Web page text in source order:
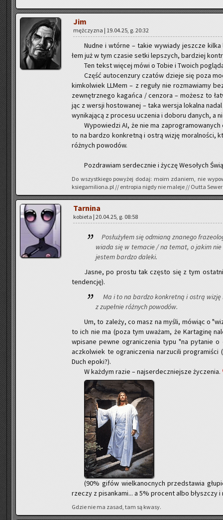
Jim
męż­czy­zna | 19.04.25, g. 20:32
Nudne i wtór­ne – takie wy­wia­dy jesz­cze
łem już w tym cza­sie setki lep­szych, bar­dziej
Ten tekst wię­cej mówi o Tobie i Two­ich
Część au­to­cen­zu­ry cza­tów dzie­je się poza
kim­kol­wiek LLMem – z re­gu­ły nie roz­ma­wia­my
ze­wnętrz­ne­go ka­gań­ca / cen­zo­ra – mo­żesz to
jąc z wer­sji ho­sto­wa­nej – taka wer­sja lo­kal­na
wy­ni­ka­ją­cą z pro­ce­su ucze­nia i do­bo­ru da­nych, a
Wy­po­wie­dzi AI, że nie ma
to na bar­dzo kon­kret­ną i ostrą wizję mo­ral­no­ści,
róż­nych po­wo­dów.
Po­zdra­wiam ser­decz­nie i życzę We­so­łych
Do wszyst­kie­go po­wy­żej dodaj: moim zda­niem, nie
ksiegamiliona.pl // en­tro­pia nigdy nie ma­le­je // Outta
Tar­ni­na
ko­bie­ta | 20.04.25, g. 08:58
Po­słu­ży­łem się od­mia­ną zna­ne­go
wia­da się w te­ma­cie / na temat, o jakim
je­stem bar­dzo da­le­ki.
Jasne, po pro­stu tak czę­sto się z tym
ten­den­cję).
Ma i to na bar­dzo kon­kret­ną i ostrą wizję
z zu­peł­nie róż­nych po­wo­dów.
Um, to za­le­ży, co masz na myśli, mó­wiąc o
to ich nie ma (poza tym uwa­żam, że Kar­ta­gi­nę
wpi­sa­ne pewne ogra­ni­cze­nia typu "na py­ta­nie
acz­kol­wiek te ogra­ni­cze­nia na­rzu­ci­li pro­gra­mi­ści
Duch epoki?).
W każ­dym razie – naj­ser­decz­niej­sze ży­cze­nia.
(90% gifów wiel­ka­noc­nych przed­sta­wia
rze­czy z pi­san­ka­mi... a 5% pro­cent albo
Gdzie nie ma zasad, tam są kwasy.